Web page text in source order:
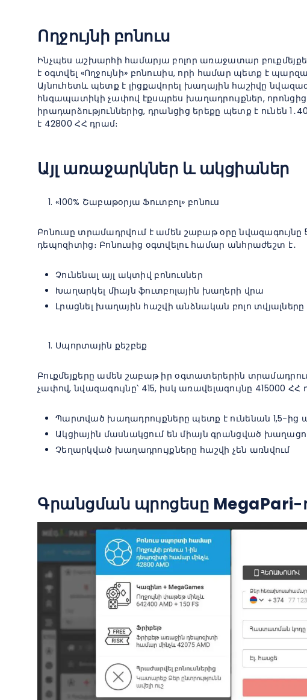
Ողջույնի բոնուս
Ինչպես աշխարհի համարյա բոլոր առաջատար
է օգտվել «Ողջույնի» բոնուսիս, որի համար պետք է
Այնուհետև պետք է լիցքավորել խաղային հաշիվը
հնգապատիկի չափով էքսպրես խաղադրույքներ,
իրադարձություններից, դրանցից երեքը պետք է ունեն
է 42800 ՀՀ դրամ։
Այլ առաջարկներ և ակցիաներ
«100% Շաբաթօրյա Ֆուտբոլ» բոնուս
Բոնուսը տրամադրվում է ամեն շաբաթ օրը նվազագույնը
դեպոզիտից։ Բոնուսից օգտվելու համար անհրաժեշտ է․
Չունենալ այլ ակտիվ բոնուսներ
Խաղարկել միայն ֆուտբոլային խաղերի վրա
Լրացնել խաղային հաշվի անձնական բոլո տվյալները
Սպորտային քեշբեք
Բուքմեյքերը ամեն շաբաթ իր օգտատերերին
չափով, նվազագույնը՝ 415, իսկ առավելագույնը 415000
Պարտված խաղադրույքները պետք է ունենան 1,5-ից
Ակցիային մասնակցում են միայն գրանցված
Չեղարկված խաղադրույքները հաշվի չեն առնվում
Գրանցման պրոցեսը MegaPari-